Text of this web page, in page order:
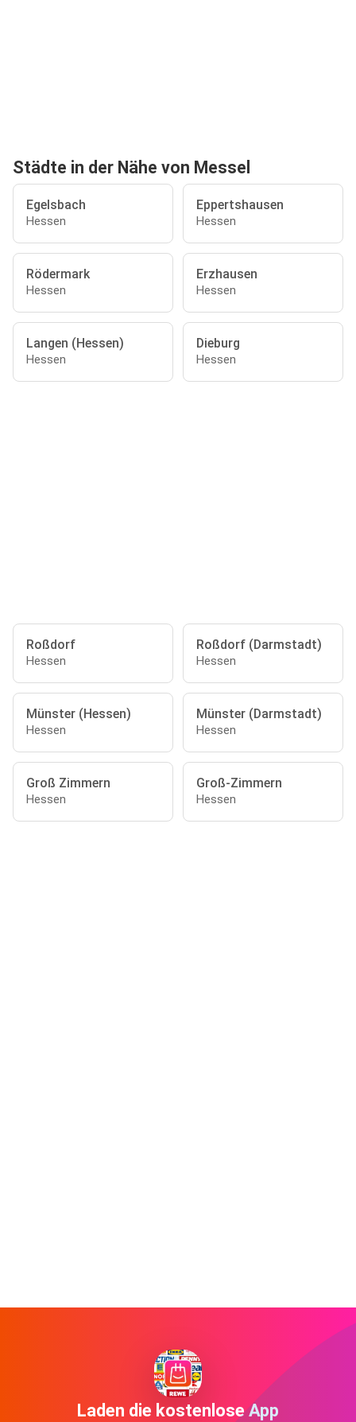
Städte in der Nähe von Messel
Egelsbach
Hessen
Eppertshausen
Hessen
Rödermark
Hessen
Erzhausen
Hessen
Langen (Hessen)
Hessen
Dieburg
Hessen
Roßdorf
Hessen
Roßdorf (Darmstadt)
Hessen
Münster (Hessen)
Hessen
Münster (Darmstadt)
Hessen
Groß Zimmern
Hessen
Groß-Zimmern
Hessen
Laden die kostenlose App